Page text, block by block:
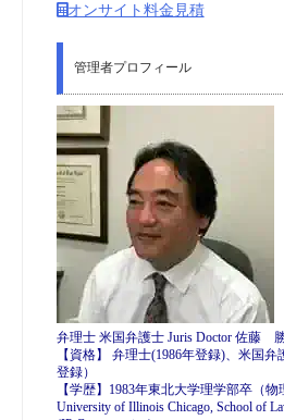
オンサイト料金見積
管理者プロフィール
弁理士 米国弁護士 Juris Doctor 佐藤
【資格】 弁理士(1986年登録)、米国
登録）
【学歴】1983年東北大学理学部卒（
University of Illinois Chicago, School of